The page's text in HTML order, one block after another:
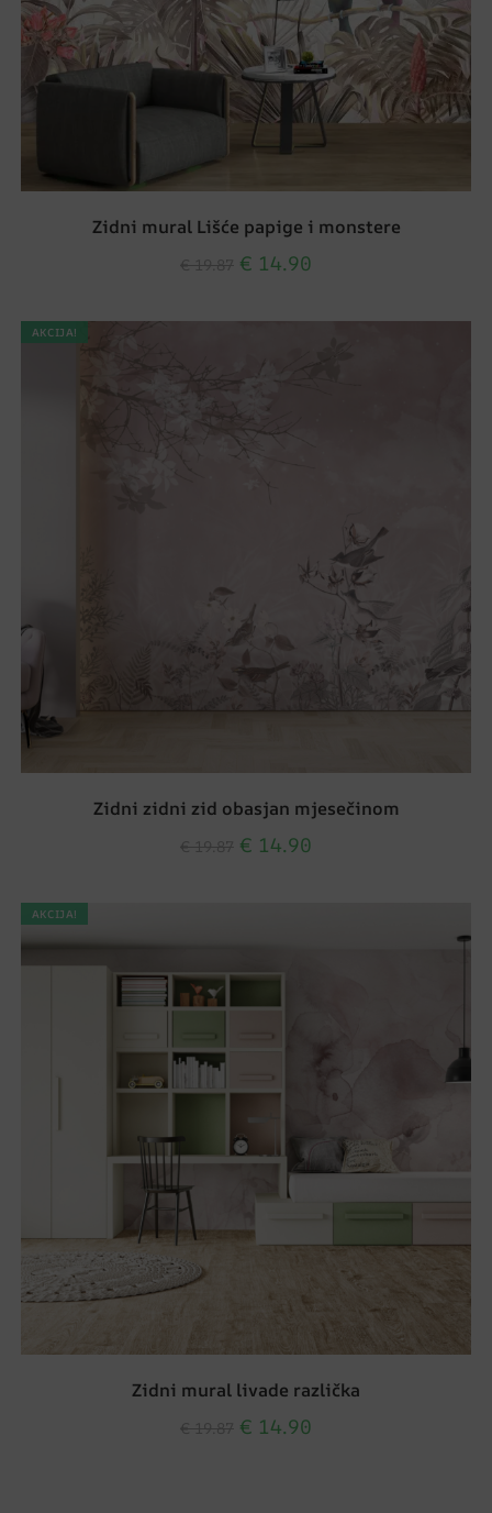
Zidni mural Lišće papige i monstere
€ 14.90
AKCIJA!
Zidni zidni zid obasjan mjesečinom
€ 14.90
AKCIJA!
Zidni mural livade različka
€ 14.90